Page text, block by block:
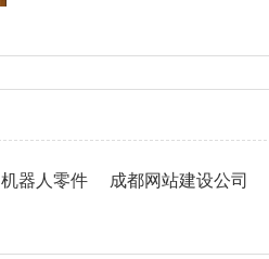
机器人零件 成都网站建设公司